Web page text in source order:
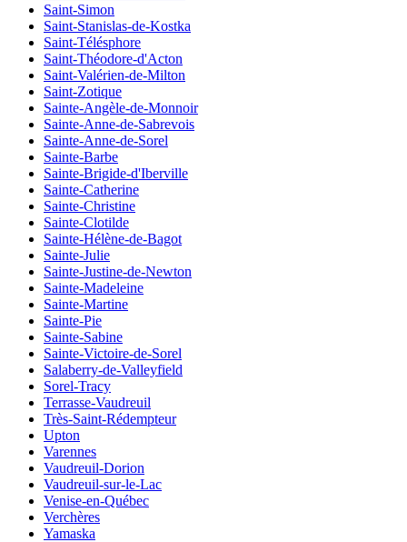
Saint-Simon
Saint-Stanislas-de-Kostka
Saint-Télésphore
Saint-Théodore-d'Acton
Saint-Valérien-de-Milton
Saint-Zotique
Sainte-Angèle-de-Monnoir
Sainte-Anne-de-Sabrevois
Sainte-Anne-de-Sorel
Sainte-Barbe
Sainte-Brigide-d'Iberville
Sainte-Catherine
Sainte-Christine
Sainte-Clotilde
Sainte-Hélène-de-Bagot
Sainte-Julie
Sainte-Justine-de-Newton
Sainte-Madeleine
Sainte-Martine
Sainte-Pie
Sainte-Sabine
Sainte-Victoire-de-Sorel
Salaberry-de-Valleyfield
Sorel-Tracy
Terrasse-Vaudreuil
Très-Saint-Rédempteur
Upton
Varennes
Vaudreuil-Dorion
Vaudreuil-sur-le-Lac
Venise-en-Québec
Verchères
Yamaska